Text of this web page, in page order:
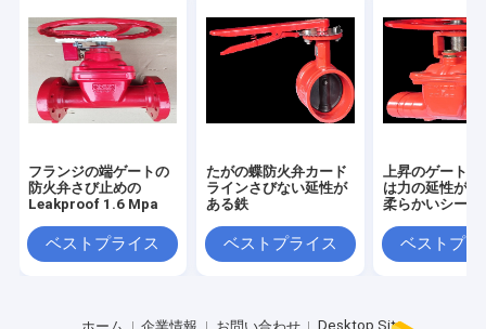
フランジの端ゲートの
防火弁さび止めの
Leakproof 1.6 Mpa
ベストプライス
たがの蝶防火弁カード
ラインさびない延性が
ある鉄
ベストプライス
上昇のゲートの
は力の延性があ
柔らかいシール
ベストプラ
Desktop Site